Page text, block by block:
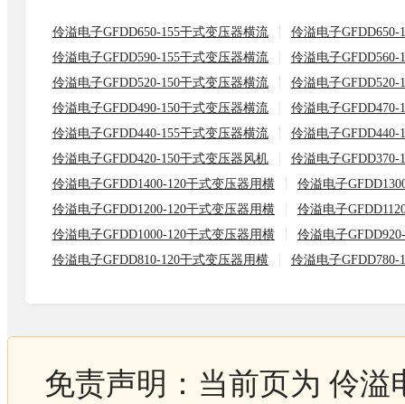
伶溢电子GFDD650-155干式变压器横流
伶溢电子GFDD650-
伶溢电子GFDD590-155干式变压器横流
伶溢电子GFDD560-
伶溢电子GFDD520-150干式变压器横流
伶溢电子GFDD520-
伶溢电子GFDD490-150干式变压器横流
伶溢电子GFDD470-
伶溢电子GFDD440-155干式变压器横流
伶溢电子GFDD440-
伶溢电子GFDD420-150干式变压器风机
伶溢电子GFDD370-
伶溢电子GFDD1400-120干式变压器用横
伶溢电子
伶溢电子GFDD1200-120干式变压器用横
伶溢电子
伶溢电子GFDD1000-120干式变压器用横
伶溢电子
伶溢电子GFDD810-120干式变压器用横
伶溢电子GFDD780-
免责声明：当前页为 伶溢